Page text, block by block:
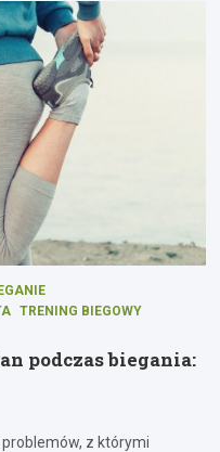
TRENING BIEGOWY
podczas biegania:
z którymi